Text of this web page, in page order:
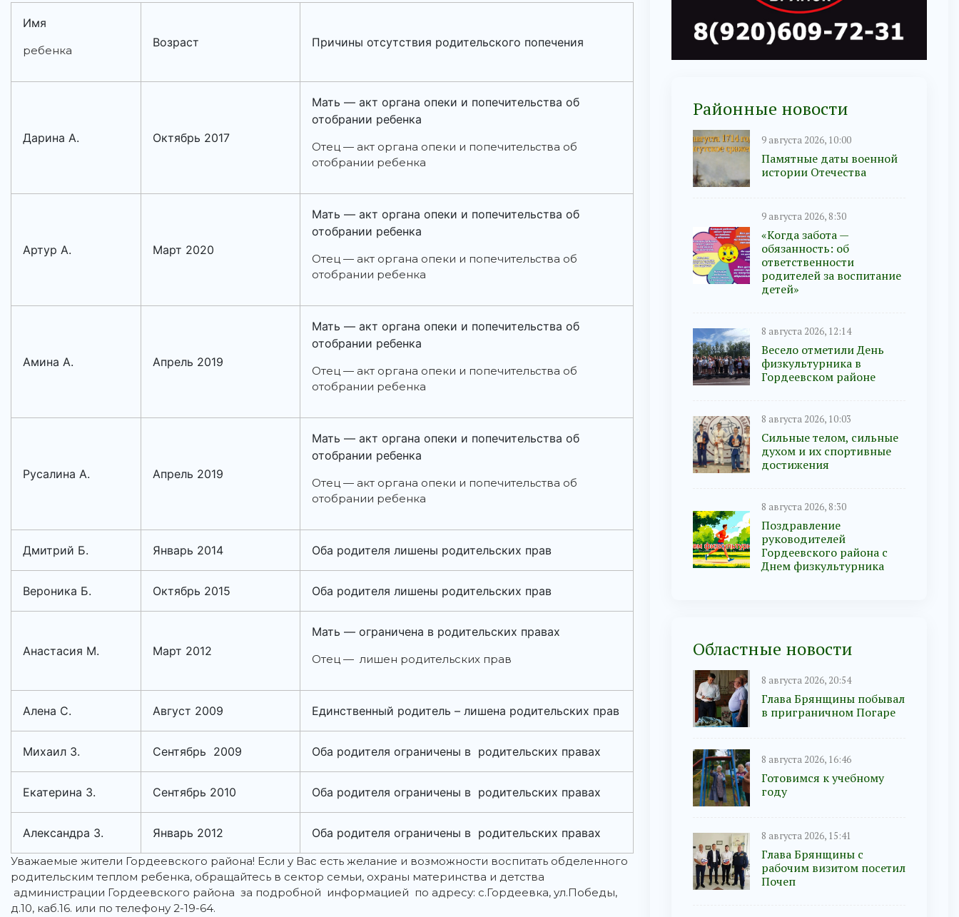
Имя
ребенка
Возраст Причины отсутствия родительского попечения
Дарина А. Октябрь 2017
Мать — акт органа опеки и попечительства об
отобрании ребенка
Отец — акт органа опеки и попечительства об
отобрании ребенка
Артур А. Март 2020
Мать — акт органа опеки и попечительства об
отобрании ребенка
Отец — акт органа опеки и попечительства об
отобрании ребенка
Амина А. Апрель 2019
Мать — акт органа опеки и попечительства об
отобрании ребенка
Отец — акт органа опеки и попечительства об
отобрании ребенка
Русалина А. Апрель 2019
Мать — акт органа опеки и попечительства об
отобрании ребенка
Отец — акт органа опеки и попечительства об
отобрании ребенка
Дмитрий Б. Январь 2014 Оба родителя лишены родительских прав
Вероника Б. Октябрь 2015 Оба родителя лишены родительских прав
Анастасия М. Март 2012
Мать — ограничена в родительских правах
Отец — лишен родительских прав
Алена С. Август 2009 Единственный родитель – лишена родительских прав
Михаил З. Сентябрь 2009 Оба родителя ограничены в родительских правах
Екатерина З. Сентябрь 2010 Оба родителя ограничены в родительских правах
Александра З. Январь 2012 Оба родителя ограничены в родительских правах
Уважаемые жители Гордеевского района! Если у Вас есть желание и возможности воспитать обделенного
родительским теплом ребенка, обращайтесь в сектор семьи, охраны материнства и детства
администрации Гордеевского района за подробной информацией по адресу: с.Гордеевка, ул.Победы,
д.10, каб.16. или по телефону 2-19-64.
Районные новости
9 августа 2026, 10:00
Памятные даты военной
истории Отечества
9 августа 2026, 8:30
«Когда забота —
обязанность: об
ответственности
родителей за воспитание
детей»
8 августа 2026, 12:14
Весело отметили День
физкультурника в
Гордеевском районе
8 августа 2026, 10:03
Сильные телом, сильные
духом и их спортивные
достижения
8 августа 2026, 8:30
Поздравление
руководителей
Гордеевского района с
Днем физкультурника
Областные новости
8 августа 2026, 20:54
Глава Брянщины побывал
в приграничном Погаре
8 августа 2026, 16:46
Готовимся к учебному
году
8 августа 2026, 15:41
Глава Брянщины с
рабочим визитом посетил
Почеп